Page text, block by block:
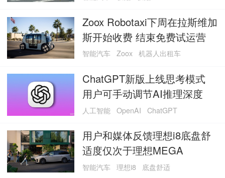
Zoox Robotaxi下周在拉斯维加
斯开始收费 结束免费试运营
智能汽车 Zoox 机器人出租车
ChatGPT新版上线思考模式
用户可手动调节AI推理深度
人工智能 OpenAI ChatGPT
用户和媒体反馈理想i8底盘舒
适度仅次于理想MEGA
智能汽车 理想i8 底盘舒适